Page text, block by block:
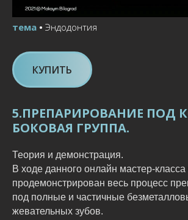
тема • Эндодонтия
КУПИТЬ
5.ПРЕПАРИРОВАНИЕ ПОД
БОКОВАЯ ГРУППА.
Теория и демонстрация.
В ходе данного онлайн мастер-класса
продемонстрирован весь процесс
под полные и частичные
жевательных зубов.